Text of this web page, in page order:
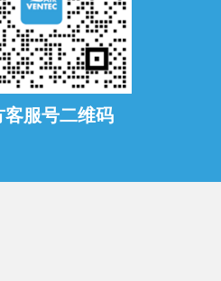
客服号二维码